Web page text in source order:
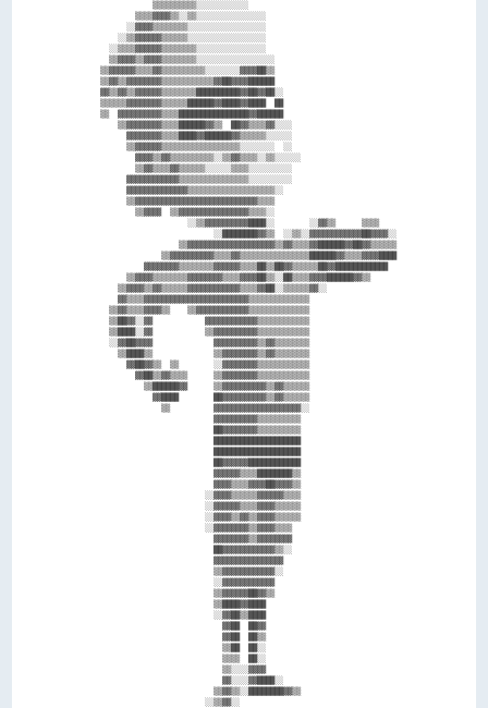
              ▒▒▒▒▒▒▒▒▒▒░░░░░░░░░░░░
          ▒▒▒▒▓▓▓▓▒▒░░▒▒░░░░░░░░░░░░░░░░
        ░░▓▓▓▓▒▒▒▒▒▒▒▒░░░░░░░░░░░░░░░░░░
      ░░▒▒▓▓▓▓▓▓▒▒▒▒▒▒░░░░░░░░░░░░░░░░░░
    ░░▒▒▒▒▓▓▓▓▓▓▒▒▒▒▒▒▒▒░░░░░░░░░░░░░░░░
    ▒▒▓▓▓▓▒▒▓▓▓▓▒▒▒▒▒▒▒▒░░░░░░░░░░░░░░░░░░
  ▒▒▓▓▓▓▓▓▒▒▒▒▓▓▒▒▒▒▒▒▒▒▒▒░░░░░░░░▓▓▓▓██▒▒
  ▒▒▓▓▒▒▓▓▓▓▓▓▓▓▒▒▒▒▒▒▒▒▒▒▒▒▓▓██▓▓▓▓██████
  ▓▓▒▒▓▓▒▒▓▓▓▓▓▓▒▒▒▒▒▒▒▒██████████▓▓██▓▓██░░
  ▒▒▒▒▒▒▓▓▓▓▓▓▓▓▒▒▒▒▒▒██████▓▓████▓▓████  ██
  ▒▒  ▓▓▓▓▓▓▓▓▓▓▒▒▒▒████████████████▓▓██████
      ▒▒▓▓▓▓▓▓▓▓▒▒▒▒██████▓▓▒▒  ██▓▓▒▒▒▒▓▓░░░░
        ▓▓▓▓▓▓▓▓▒▒▒▒████▓▓██████▓▓▒▒▒▒▒▒░░░░░░
        ▒▒▓▓▓▓▓▓▒▒▒▒▒▒▒▒▒▒▒▒▒▒▒▒▒▒░░░░░░░░  ░░
          ▓▓▓▓▒▒▓▓▒▒▒▒▒▒▒▒▒▒░░▒▒▓▓▒▒▒▒░░▒▒░░░░░░
          ▒▒▓▓▒▒▒▒▓▓▒▒▒▒▒▒░░░░░░▒▒▒▒░░░░░░░░░░
        ▓▓▓▓▓▓▓▓▓▓▓▓▒▒▒▒▒▒▒▒▒▒▒▒▒▒▒▒░░░░░░░░░░
        ▓▓▓▓▓▓▓▓▓▓▓▓▓▓▒▒▒▒▒▒▒▒▒▒▒▒▒▒▒▒▒▒▒▒░░
        ▒▒▓▓▓▓▓▓▓▓▓▓▓▓▓▓▓▓▓▓▓▓▓▓▓▓▓▓▓▓▒▒▒▒
          ▒▒▓▓▓▓  ▒▒▓▓▓▓▓▓▓▓▓▓▓▓▓▓▓▓▒▒▒▒░░
                      ░░▒▒▓▓▓▓▓▓▓▓▓▓████░░        ░░▓▓▒▒      ▒▒▒▒
                            ░░████████▓▓▒▒  ░░▒▒░░▓▓▓▓▓▓▓▓▓▓▓▓██▓▓▓▓░░
                    ▒▒▓▓▓▓▓▓▓▓▓▓▓▓▓▓▓▓▓▓▓▓▒▒▓▓▒▒▒▒▓▓██████▓▓██▓▓▒▒▒▒▒▒
                ▒▒▓▓▓▓▓▓▓▓▓▓▒▒▒▒▓▓▒▒▒▒▒▒▒▒▒▒▒▒▒▒▒▒██████▓▓▒▒▒▒▓▓▓▓████
            ▓▓▓▓▓▓▓▓▒▒▒▒▒▒▒▒▓▓▓▓▓▓▒▒▒▒██▒▒██▓▓▒▒▒▒▒▒██▓▓████████████
        ▒▒▓▓▓▓▒▒▒▒▒▒▒▒▓▓▓▓▓▓▓▓▒▒▒▒▓▓▓▓██▒▒░░██▒▒▒▒▓▓▓▓██████▓▓▒▒
      ▒▒▓▓▓▓▒▒▓▓▒▒▒▒▒▒▓▓▓▓▓▓▓▓▓▓▓▓▒▒▒▒▓▓██░░▒▒▒▒▒▒▓▓░░
      ▓▓▒▒▒▒▓▓▓▓▓▓▓▓▓▓▓▓▓▓▓▓▓▓▓▓▓▓▓▓▒▒▒▒▒▒▒▒▒▒▒▒▒▒
    ▒▒▓▓▒▒▒▒▓▓▓▓▒▒    ▒▒▓▓▓▓▓▓▓▓▓▓▓▓▒▒▒▒▒▒▒▒▒▒▒▒▒▒
    ▒▒██▓▓░░▓▓            ▓▓▓▓▓▓▓▓▓▓▓▓▒▒▒▒▒▒▒▒▒▒▒▒
    ▒▒████░░▓▓            ▒▒▓▓▓▓▓▓▓▓▓▓▒▒▒▒▒▒▒▒▒▒▒▒
    ░░▓▓██▓▓▓▓              ▓▓▓▓▓▓▓▓▓▓▒▒▓▓▒▒▒▒▒▒▒▒
      ▒▒████▒▒              ▒▒▓▓▓▓▓▓▓▓▒▒▓▓▒▒▒▒▒▒▒▒
        ▓▓██▓▓▒▒  ▒▒        ░░▓▓▓▓▓▓▓▓▒▒▒▒▒▒▒▒▒▒▒▒
          ▓▓██▒▒▓▓▒▒▒▒      ▒▒▓▓▓▓▓▓▓▓▒▒▒▒▒▒▒▒▒▒▒▒
            ▒▒██████▓▓      ▒▒▓▓▓▓▓▓▓▓▓▓▒▒▓▓▒▒▒▒▒▒
              ▓▓████        ██▓▓▓▓▓▓▓▓▓▓▒▒▓▓▒▒▒▒▒▒
                ▒▒          ▓▓▓▓▓▓▓▓▓▓▓▓▓▓▓▓▓▓▓▓░░
                            ▓▓▓▓▓▓▓▓▓▓▒▒▒▒▒▒▒▒▒▒
                            ██▓▓▓▓▓▓▓▓▒▒▒▒▒▒▒▒▒▒
                            ████████████████████
                            ████████████████████
                            ██▓▓▓▓▓▓████████████
                            ▓▓▓▓▓▓▒▒▒▒████████▒▒
                            ▓▓▓▓▒▒▒▒▓▓▓▓██▓▓▓▓▒▒
                          ░░▓▓▓▓▒▒▒▒▒▒▓▓▓▓▓▓▒▒▒▒
                          ░░▓▓▓▓▓▓▒▒▒▒▓▓▓▓▒▒▒▒▒▒
                          ░░▓▓▓▓▒▒▓▓▒▒▓▓▓▓▒▒▒▒▒▒
                          ░░▓▓▓▓▓▓▓▓▒▒▓▓▓▓▒▒▒▒
                            ▓▓▓▓▓▓▓▓▒▒▓▓▓▓▓▓▓▓
                            ██▓▓▓▓▓▓▓▓▓▓▓▓▒▒░░
                            ▓▓▓▓▓▓▓▓▓▓▓▓▓▓▓▓
                            ▒▒▓▓▓▓▓▓▓▓▓▓▓▓░░
                            ░░▓▓▓▓▓▓▓▓▓▓▓▓
                            ▒▒▓▓▓▓▓▓██▓▓▒▒
                            ▒▒████▓▓████
                            ░░▓▓██▒▒████
                              ▓▓██  ██▓▓
                              ▓▓██  ██▒▒
                              ▒▒██  ██░░
                              ▒▒▒▒  ██░░
                              ▒▒░░░░▓▓▓▓
                              ▓▓░░░░▓▓████░░
                            ▒▒▓▓▒▒░░████████▓▓▒▒
                          ░░▒▒▓▓░░